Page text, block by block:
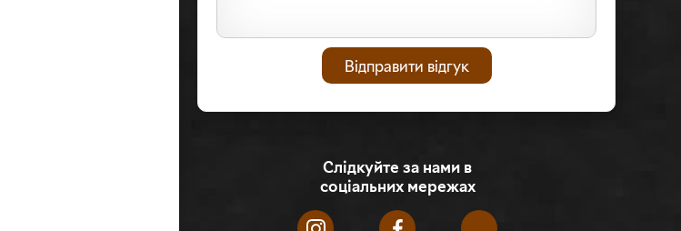
Слідкуйте за нами в
соціальних мережах